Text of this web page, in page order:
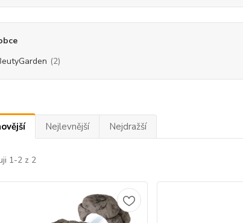
(2)
Nejlevnější Nejdražší
1-2 z 2